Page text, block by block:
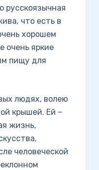
русскоязычная
что есть в
хорошем
очень яркие
пищу для
людях, волею
крышей. Ей –
жизнь,
человеческой